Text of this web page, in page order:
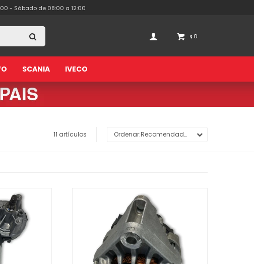
SCANIA IVECO
$ 0
- Sábado de 08:00 a 12:00
11 artículos Recomendados